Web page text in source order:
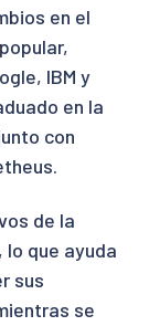
en el
IBM y
en la
con
de la
que ayuda
sus
se